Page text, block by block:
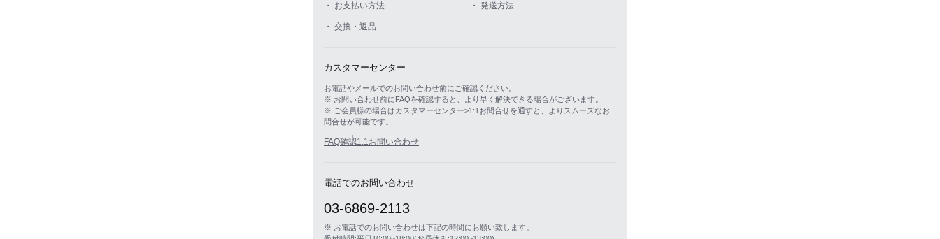
・ お支払い方法 ・ 発送方法
・ 交換・返品
カスタマーセンター
お電話やメールでのお問い合わせ前にご確認ください。
※ お問い合わせ前にFAQを確認すると、より早く解決できる場合がございます。
※ ご会員様の場合はカスタマーセンター>1:1お問合せを通すと、よりスムーズなお
問合せが可能です。
FAQ確認1:1お問い合わせ
電話でのお問い合わせ
03-6869-2113
※ お電話でのお問い合わせは下記の時間にお願い致します。